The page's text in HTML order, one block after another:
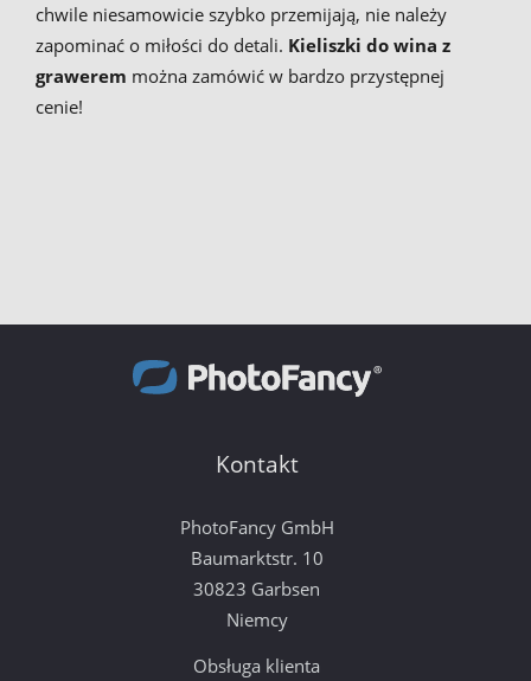
chwile niesamowicie szybko przemijają, nie należy
zapominać o miłości do detali. Kieliszki do wina z
grawerem można zamówić w bardzo przystępnej
cenie!
Kontakt
PhotoFancy GmbH
Baumarktstr. 10
30823 Garbsen
Niemcy
Obsługa klienta